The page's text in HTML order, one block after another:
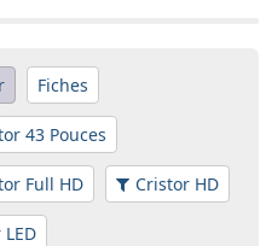
Fiches
43 Pouces
Full HD Cristor HD